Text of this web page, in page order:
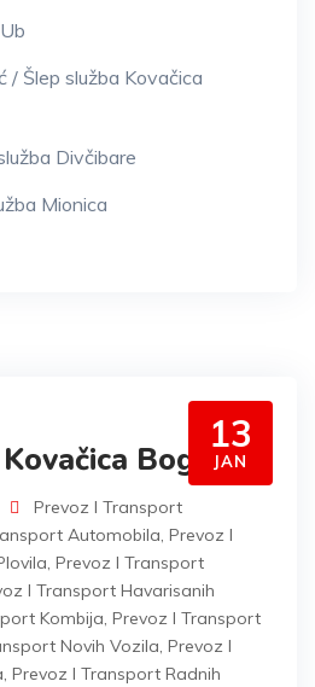
/ Šlep služba Kovačica
Divčibare
Mionica
13
JAN
Bogatić
Prevoz I Transport
Automobila, Prevoz I
, Prevoz I Transport
I Transport Havarisanih
Kombija, Prevoz I Transport
Novih Vozila, Prevoz I
, Prevoz I Transport Radnih